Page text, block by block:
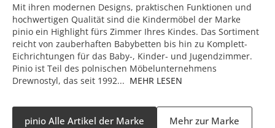
Mit ihren modernen Designs, praktischen Funktionen und
hochwertigen Qualität sind die Kindermöbel der Marke
pinio ein Highlight fürs Zimmer Ihres Kindes. Das Sortiment
reicht von zauberhaften Babybetten bis hin zu Komplett-
Eichrichtungen für das Baby-, Kinder- und Jugendzimmer.
Pinio ist Teil des polnischen Möbelunternehmens
Drewnostyl, das seit 1992... MEHR LESEN
pinio Alle Artikel der Marke Mehr zur Marke